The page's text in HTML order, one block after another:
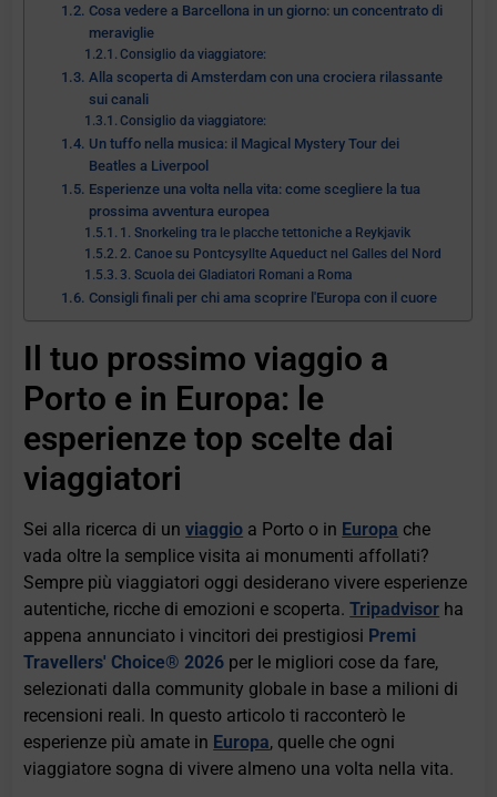
Cosa vedere a Barcellona in un giorno: un concentrato di
meraviglie
Consiglio da viaggiatore:
Alla scoperta di Amsterdam con una crociera rilassante
sui canali
Consiglio da viaggiatore:
Un tuffo nella musica: il Magical Mystery Tour dei
Beatles a Liverpool
Esperienze una volta nella vita: come scegliere la tua
prossima avventura europea
1. Snorkeling tra le placche tettoniche a Reykjavik
2. Canoe su Pontcysyllte Aqueduct nel Galles del Nord
3. Scuola dei Gladiatori Romani a Roma
Consigli finali per chi ama scoprire l'Europa con il cuore
Il tuo prossimo viaggio a
Porto e in Europa: le
esperienze top scelte dai
viaggiatori
Sei alla ricerca di unviaggio a Porto o in Europa che
vada oltre la semplice visita ai monumenti affollati?
Sempre più viaggiatori oggi desiderano vivere esperienze
autentiche, ricche di emozioni e scoperta.Tripadvisor ha
appena annunciato i vincitori dei prestigiosi Premi
Travellers' Choice® 2026 per le migliori cose da fare,
selezionati dalla community globale in base a milioni di
recensioni reali. In questo articolo ti racconterò le
esperienze più amate in Europa, quelle che ogni
viaggiatore sogna di vivere almeno una volta nella vita.